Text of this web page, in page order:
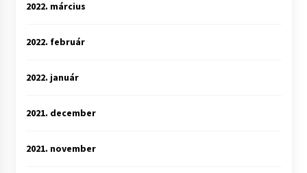
2022. március
2022. február
2022. január
2021. december
2021. november